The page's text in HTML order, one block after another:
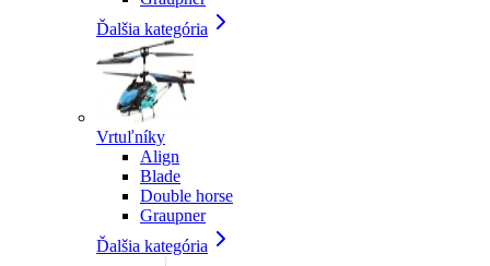
Ďalšia kategória
Vrtuľníky
Align
Blade
Double horse
Graupner
Ďalšia kategória